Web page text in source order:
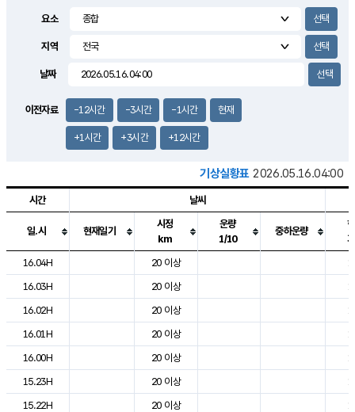
3.2m/s
요소
지역
날짜
이전자료 -12시간 -3시간 -1시간 현재
+1시간 +3시간 +12시간
기상실황표 2026.05.16.04:00
도시별 기상실황표로 지점, 날씨, 기온, 강수, 바람, 기압등을 안내한 표입
시간 날씨
일.시 현재일기
시정
km
운량
1/10
중하운량
16.04H
20 이상
16.03H
20 이상
16.02H
20 이상
16.01H
20 이상
16.00H
20 이상
15.23H
20 이상
15.22H
20 이상